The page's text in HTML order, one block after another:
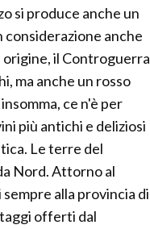
si produce anche un
considerazione anche
origine, il Controguerra
ma anche un rosso
ce n'è per
più antichi e deliziosi
Le terre del
Nord. Attorno al
alla provincia di
offerti dal